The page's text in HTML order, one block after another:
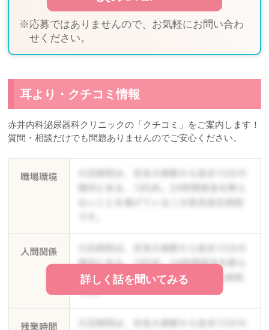
※応募ではありませんので、お気軽にお問い合わ
せください。
耳より・クチコミ情報
赤井内科泌尿器科クリニックの「クチコミ」をご案内します！
質問・相談だけでも問題ありませんのでご安心ください。
詳しく話を聞いてみる